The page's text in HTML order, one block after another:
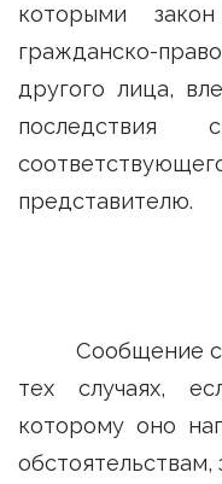
которыми
гражданско-
другого лица,
последствия
представителю.
Сообщение
тех случаях,
которому оно